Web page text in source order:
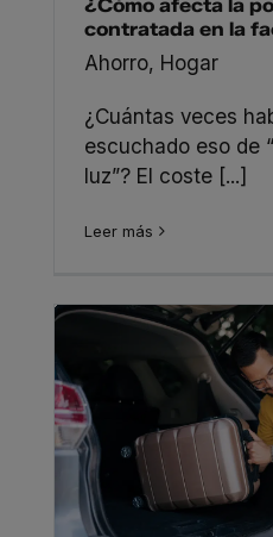
¿Cómo afecta la
contratada en la
Ahorro, Hogar
¿Cuántas veces
escuchado eso de
luz”? El coste [...]
Leer más